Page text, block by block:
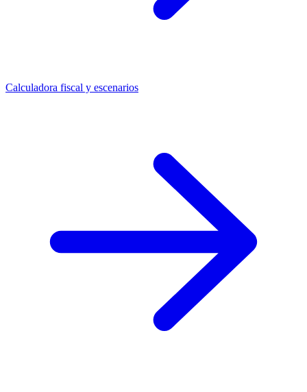
Calculadora fiscal y escenarios